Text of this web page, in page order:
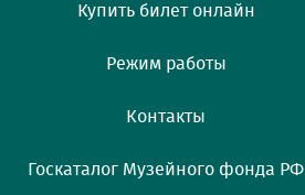
Купить билет онлайн
Режим работы
Контакты
Госкаталог Музейного фонда РФ